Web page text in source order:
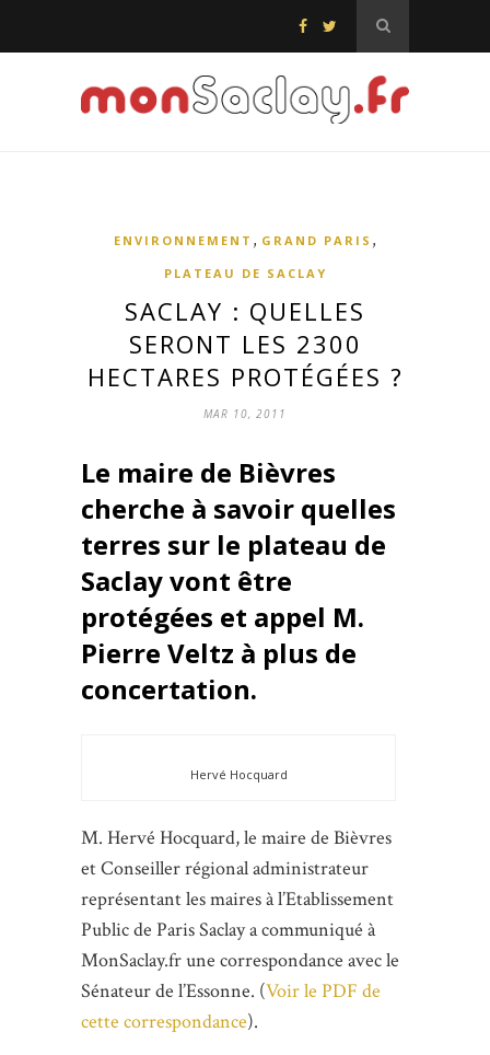
ENVIRONNEMENT , GRAND PARIS ,
PLATEAU DE SACLAY
SACLAY : QUELLES
SERONT LES 2300
HECTARES PROTÉGÉES ?
MAR 10, 2011
Le maire de Bièvres
cherche à savoir quelles
terres sur le plateau de
Saclay vont être
protégées et appel M.
Pierre Veltz à plus de
concertation.
Hervé Hocquard
M. Hervé Hocquard, le maire de Bièvres
et Conseiller régional administrateur
représentant les maires à l’Etablissement
Public de Paris Saclay a communiqué à
MonSaclay.fr une correspondance avec le
Sénateur de l’Essonne. (Voir le PDF de
cette correspondance).